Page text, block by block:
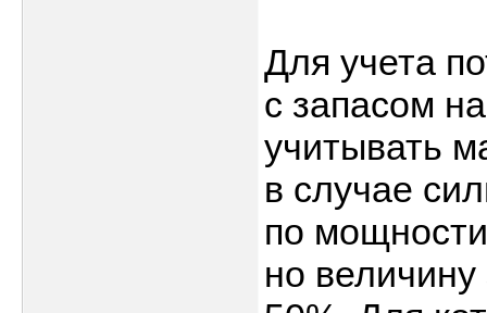
Для учета
с запасом
учитывать
в случае
по
но